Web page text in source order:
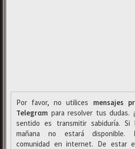
Por favor, no utilices mensajes
Telegrαm para resolver tus dudas.
sentido es transmitir sabiduría. Si
mañana no estará disponible.
comunidad en internet. De estar